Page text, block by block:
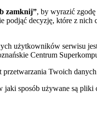
zamknij”, by wyrazić
podjąć decyzję, które z
użytkowników serwisu
Centrum
przetwarzania Twoich
jaki sposób używane są